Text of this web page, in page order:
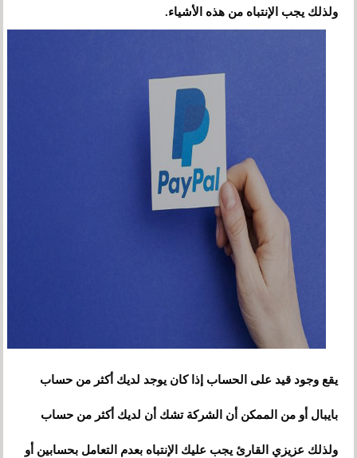
ولذلك يجب الإنتباه من هذه الأشياء.
يقع وجود قيد على الحساب إذا كان يوجد لديك أكثر من حساب
بايبال أو من الممكن أن الشركة تشك أن لديك أكثر من حساب
ولذلك عزيزي القارئ يجب عليك الإنتباه بعدم التعامل بحسابين أو